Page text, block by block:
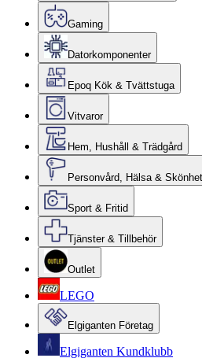
Gaming
Datorkomponenter
Epoq Kök & Tvättstuga
Vitvaror
Hem, Hushåll & Trädgård
Personvård, Hälsa & Skönhet
Sport & Fritid
Tjänster & Tillbehör
Outlet
LEGO
Elgiganten Företag
Elgiganten Kundklubb